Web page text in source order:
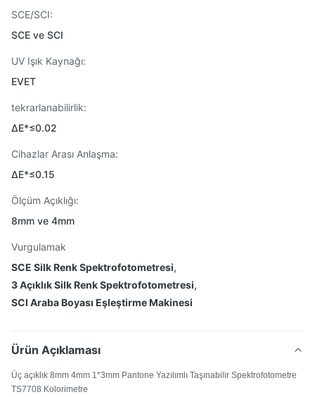
SCE/SCI:
SCE ve SCI
UV Işık Kaynağı:
EVET
tekrarlanabilirlik:
ΔE*≤0.02
Cihazlar Arası Anlaşma:
ΔE*≤0.15
Ölçüm Açıklığı:
8mm ve 4mm
Vurgulamak
SCE Silk Renk Spektrofotometresi,
3 Açıklık Silk Renk Spektrofotometresi,
SCI Araba Boyası Eşleştirme Makinesi
Ürün Açıklaması
Üç açıklık 8mm 4mm 1*3mm Pantone Yazılımlı Taşınabilir Spektrofotometre
TS7708 Kolorimetre